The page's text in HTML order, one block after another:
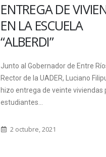
ENTREGA DE
EN LA ESCUELA
“ALBERDI”
Junto al Gobernador de Entre
Rector de la UADER, Luciano
hizo entrega de veinte viviendas
estudiantes...
2 octubre, 2021